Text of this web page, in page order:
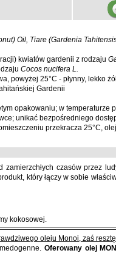
Oil, Tiare (Gardenia
kwiatów gardenii z rodzaju
Cocos nucifera L.
powyżej 25°C - płynny, lekko
Gardenii
opakowaniu; w temperaturze
unikać bezpośredniego
przekracza 25°C,
czasów przez
który łączy w sobie
kokosowej.
oleju Monoi, zaś
Oferowany olej